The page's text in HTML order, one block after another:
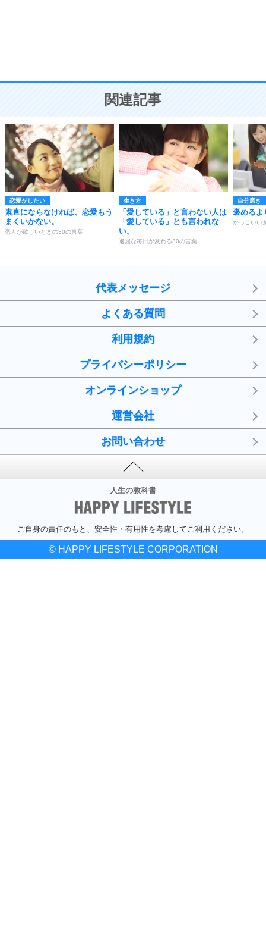
ことが大切。
関連記事
恋愛がしたい
素直にならなければ、恋愛もう
まくいかない。
恋人が欲しいときの30の言葉
生き方
「愛している」と言わない人は
「愛している」とも言われな
い。
退屈な毎日が変わる30の言葉
自分磨き
褒めるよ
かっこいい
代表メッセージ
よくある質問
利用規約
プライバシーポリシー
オンラインショップ
運営会社
お問い合わせ
人生の教科書
ご自身の責任のもと、安全性・有用性を考慮してご利用ください。
© HAPPY LIFESTYLE CORPORATION